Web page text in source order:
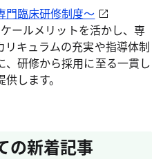
門臨床研修制度～
ールメリットを活かし、専
リキュラムの充実や指導体制
、研修から採用に至る一貫し
します。
の新着記事​